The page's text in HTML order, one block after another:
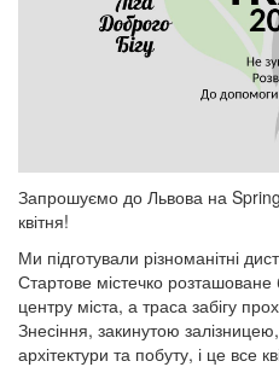
Запрошуємо до Львова на
квітня!
Ми підготували різноманітні
Стартове містечко розташоване
центру міста, а траса забігу
Знесіння, закинутою
архітектури та побуту, і це все